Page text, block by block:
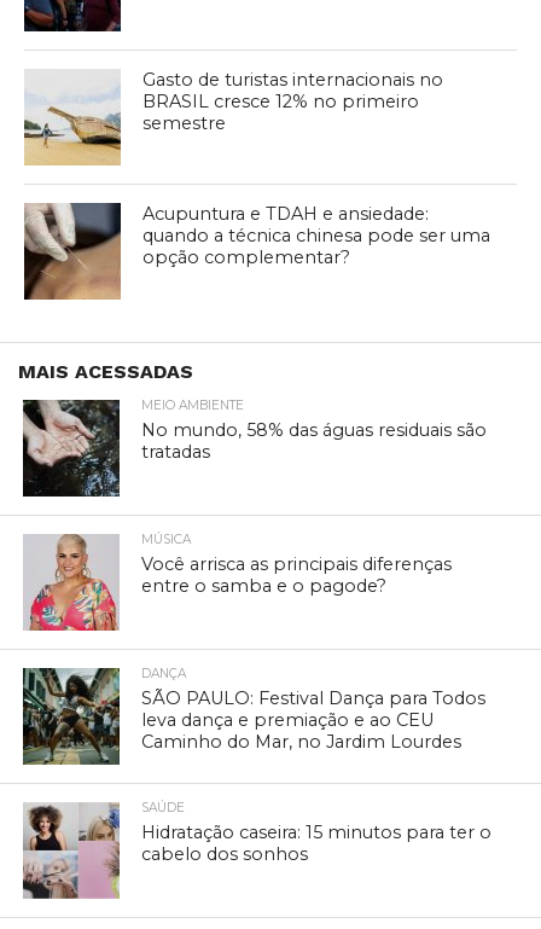
Gasto de turistas internacionais no
BRASIL cresce 12% no primeiro
semestre
Acupuntura e TDAH e ansiedade:
quando a técnica chinesa pode ser uma
opção complementar?
MAIS ACESSADAS
MEIO AMBIENTE
No mundo, 58% das águas residuais são
tratadas
MÚSICA
Você arrisca as principais diferenças
entre o samba e o pagode?
DANÇA
SÃO PAULO: Festival Dança para Todos
leva dança e premiação e ao CEU
Caminho do Mar, no Jardim Lourdes
SAÚDE
Hidratação caseira: 15 minutos para ter o
cabelo dos sonhos